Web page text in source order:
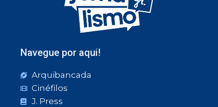
Navegue por aqui!
Arquibancada
Cinéfilos
J. Press